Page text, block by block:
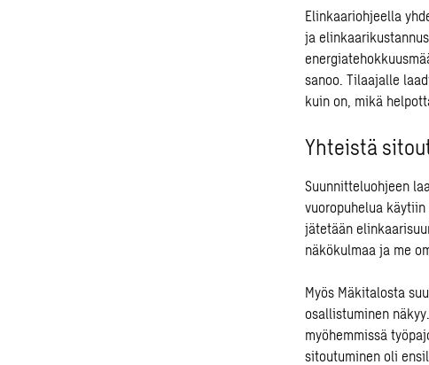
Elinkaariohjeella
ja
sanoo. Tilaajalle
kuin on, mikä
Yhteistä
Suunnitteluohjeen
vuoropuhelua
jätetään
näkökulmaa ja me
Myös Mäkitalosta
osallistuminen
myöhemmissä
sitoutuminen oli